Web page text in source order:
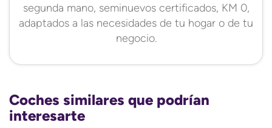
segunda mano, seminuevos certificados, KM 0,
adaptados a las necesidades de tu hogar o de tu
negocio.
Coches similares que podrían
interesarte